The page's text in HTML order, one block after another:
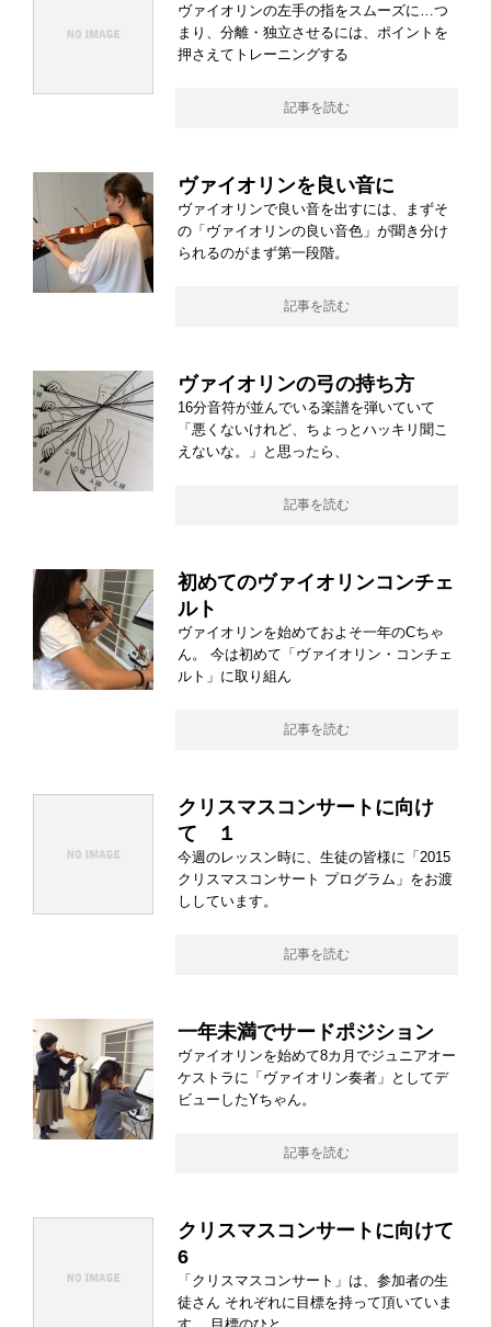
ヴァイオリンの左手の指をスムーズに…つ
まり、分離・独立させるには、ポイントを
押さえてトレーニングする
記事を読む
ヴァイオリンを良い音に
ヴァイオリンで良い音を出すには、まずそ
の「ヴァイオリンの良い音色」が聞き分け
られるのがまず第一段階。
記事を読む
ヴァイオリンの弓の持ち方
16分音符が並んでいる楽譜を弾いていて
「悪くないけれど、ちょっとハッキリ聞こ
えないな。」と思ったら、
記事を読む
初めてのヴァイオリンコンチェ
ルト
ヴァイオリンを始めておよそ一年のCちゃ
ん。 今は初めて「ヴァイオリン・コンチェ
ルト」に取り組ん
記事を読む
クリスマスコンサートに向け
て １
今週のレッスン時に、生徒の皆様に「2015
クリスマスコンサート プログラム」をお渡
ししています。
記事を読む
一年未満でサードポジション
ヴァイオリンを始めて8カ月でジュニアオー
ケストラに「ヴァイオリン奏者」としてデ
ビューしたYちゃん。
記事を読む
クリスマスコンサートに向けて
6
「クリスマスコンサート」は、参加者の生
徒さん それぞれに目標を持って頂いていま